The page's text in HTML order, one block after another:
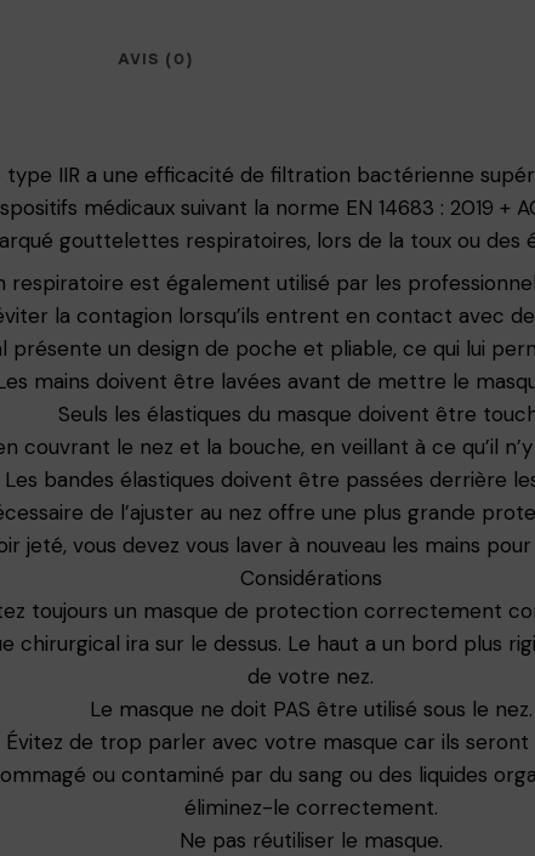
AVIS (0)
IIR a une efficacité de filtration bactérienne
médicaux suivant la norme EN 14683 : 2019 +
gouttelettes respiratoires, lors de la toux ou des
est également utilisé par les
la contagion lorsqu’ils entrent en contact avec
présente un design de poche et pliable, ce qui lui
mains doivent être lavées avant de mettre le
Seuls les élastiques du masque doivent être
couvrant le nez et la bouche, en veillant à ce qu’il
Les bandes élastiques doivent être passées derrière
de l’ajuster au nez offre une plus grande
jeté, vous devez vous laver à nouveau les mains
Considérations
toujours un masque de protection correctement
chirurgical ira sur le dessus. Le haut a un bord plus
de votre nez.
Le masque ne doit PAS être utilisé sous le nez.
Évitez de trop parler avec votre masque car ils seront
ou contaminé par du sang ou des liquides
éliminez-le correctement.
Ne pas réutiliser le masque.